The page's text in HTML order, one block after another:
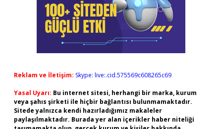
Reklam ve İletişim: Skype: live:.cid.575569c608265c69
Yasal Uyarı: Bu internet sitesi, herhangi bir marka, kurum
veya şahıs şirketi ile hiçbir bağlantısı bulunmamaktadır.
Sitede yalnızca kendi hazırladığımız makaleler
paylaşılmaktadır. Burada yer alan içerikler haber niteliği